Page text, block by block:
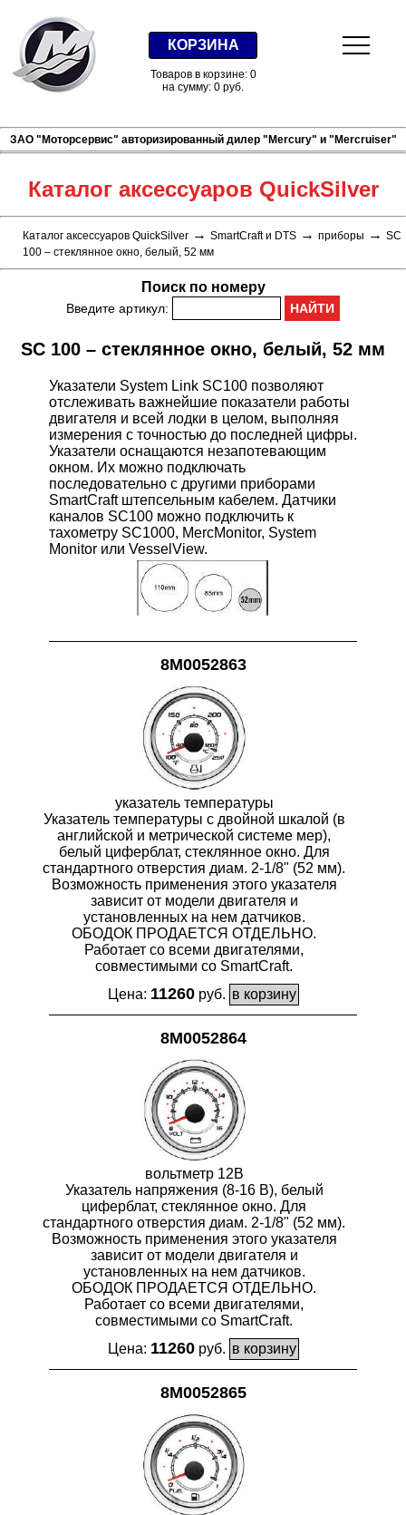
КОРЗИНА
Товаров в корзине: 0
на сумму: 0 руб.
ЗАО "Моторсервис" авторизированный дилер "Mercury" и "Mercruiser"
Каталог аксессуаров QuickSilver
Каталог аксессуаров QuickSilver → SmartCraft и DTS → приборы → SC
100 – стеклянное окно, белый, 52 мм
Поиск по номеру
Введите артикул:
SC 100 – стеклянное окно, белый, 52 мм
Указатели System Link SC100 позволяют
отслеживать важнейшие показатели работы
двигателя и всей лодки в целом, выполняя
измерения с точностью до последней цифры.
Указатели оснащаются незапотевающим
окном. Их можно подключать
последовательно с другими приборами
SmartCraft штепсельным кабелем. Датчики
каналов SC100 можно подключить к
тахометру SC1000, MercMonitor, System
Monitor или VesselView.
8M0052863
указатель температуры
Указатель температуры с двойной шкалой (в
английской и метрической системе мер),
белый циферблат, стеклянное окно. Для
стандартного отверстия диам. 2-1/8" (52 мм).
Возможность применения этого указателя
зависит от модели двигателя и
установленных на нем датчиков.
ОБОДОК ПРОДАЕТСЯ ОТДЕЛЬНО.
Работает со всеми двигателями,
совместимыми со SmartCraft.
Цена: 11260руб.
8M0052864
вольтметр 12В
Указатель напряжения (8-16 В), белый
циферблат, стеклянное окно. Для
стандартного отверстия диам. 2-1/8" (52 мм).
Возможность применения этого указателя
зависит от модели двигателя и
установленных на нем датчиков.
ОБОДОК ПРОДАЕТСЯ ОТДЕЛЬНО.
Работает со всеми двигателями,
совместимыми со SmartCraft.
Цена: 11260руб.
8M0052865